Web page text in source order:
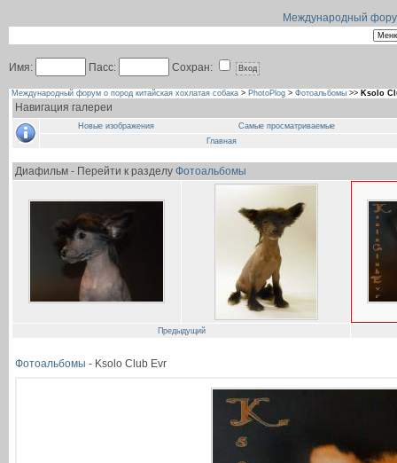
Международный
Имя: Пасс: Сохран:
Международный форум о пород китайская хохлатая собака > PhotoPlog > Фотоальбомы >> Ksolo
Навигация галереи
Новые изображения
Самые просматриваемые
Главная
Диафильм - Перейти к разделу Фотоальбомы
Предыдущий
Фотоальбомы - Ksolo Club Evr